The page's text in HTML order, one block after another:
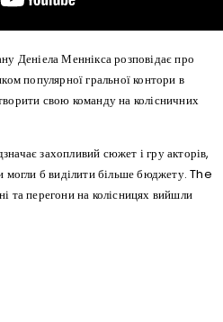
Деніела Меннікса розповідає про
популярної гральної контори в
свою команду на колісничних
захопливий сюжет і гру акторів,
могли б виділити більше бюджету. The
перегони на колісницях вийшли